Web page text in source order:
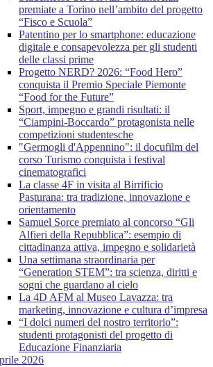
premiate a Torino nell’ambito del progetto
“Fisco e Scuola”
Patentino per lo smartphone: educazione
digitale e consapevolezza per gli studenti
delle classi prime
Progetto NERD? 2026: “Food Hero”
conquista il Premio Speciale Piemonte
“Food for the Future”
Sport, impegno e grandi risultati: il
“Ciampini-Boccardo” protagonista nelle
competizioni studentesche
"Germogli d'Appennino": il docufilm del
corso Turismo conquista i festival
cinematografici
La classe 4F in visita al Birrificio
Pasturana: tra tradizione, innovazione e
orientamento
Samuel Sorce premiato al concorso “Gli
Alfieri della Repubblica”: esempio di
cittadinanza attiva, impegno e solidarietà
Una settimana straordinaria per
“Generation STEM”: tra scienza, diritti e
sogni che guardano al cielo
La 4D AFM al Museo Lavazza: tra
marketing, innovazione e cultura d’impresa
“I dolci numeri del nostro territorio”:
studenti protagonisti del progetto di
Educazione Finanziaria
2026